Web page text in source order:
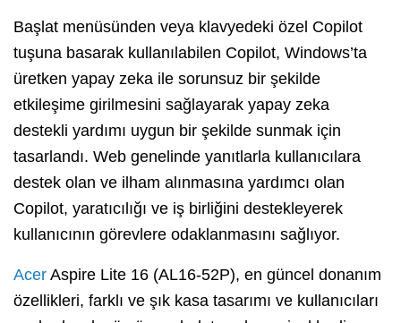
Başlat menüsünden veya klavyedeki özel Copilot
tuşuna basarak kullanılabilen Copilot, Windows’ta
üretken yapay zeka ile sorunsuz bir şekilde
etkileşime girilmesini sağlayarak yapay zeka
destekli yardımı uygun bir şekilde sunmak için
tasarlandı. Web genelinde yanıtlarla kullanıcılara
destek olan ve ilham alınmasına yardımcı olan
Copilot, yaratıcılığı ve iş birliğini destekleyerek
kullanıcının görevlere odaklanmasını sağlıyor.
Acer Aspire Lite 16 (AL16-52P), en güncel donanım
özellikleri, farklı ve şık kasa tasarımı ve kullanıcıları